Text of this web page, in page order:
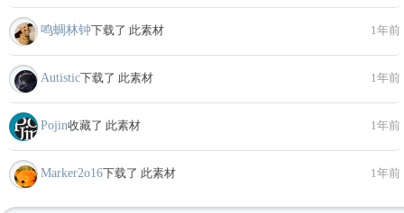
鸣蜩林钟下载了 此素材 1年前
Autistic下载了 此素材 1年前
Pojin收藏了 此素材 1年前
Marker2o16下载了 此素材 1年前